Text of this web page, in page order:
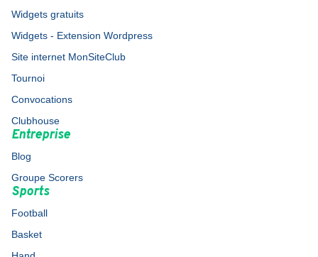
Widgets gratuits
Widgets - Extension Wordpress
Site internet MonSiteClub
Tournoi
Convocations
Clubhouse
Entreprise
Blog
Groupe Scorers
Sports
Football
Basket